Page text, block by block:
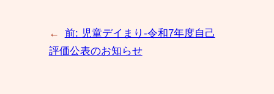
← 前: 児童デイまり-令和7年度自己
評価公表のお知らせ